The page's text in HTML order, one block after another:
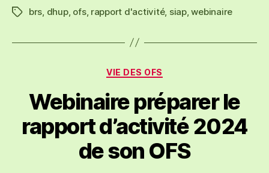
Étiquettes
brs dhup, ofs, rapport d'activité, siap,webinaire
Catégories
VIE DES OFS
Webinaire préparer le
rapport d’activité 2024
de son OFS